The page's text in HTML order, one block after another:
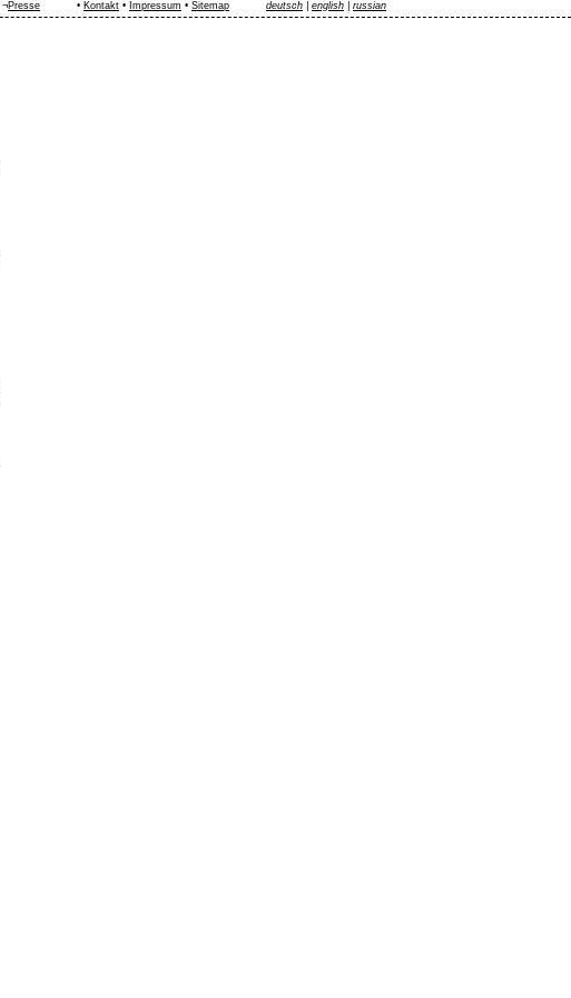
¬Presse • Kontakt • Impressum • Sitemap deutsch english russian